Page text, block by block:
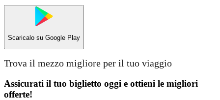
Scaricalo su Google Play
Trova il mezzo migliore per il tuo viaggio
Assicurati il ​​tuo biglietto oggi e ottieni le migliori
offerte!